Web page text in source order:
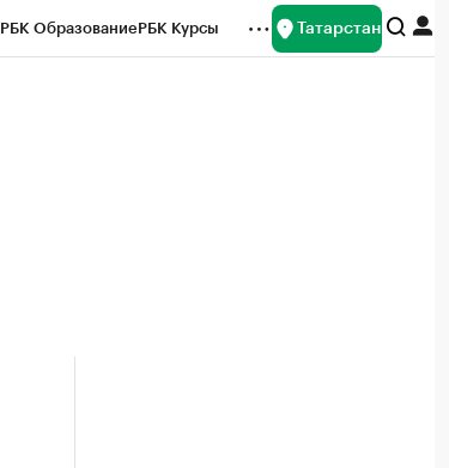
РБК ОбразованиеРБК Курсы Татарстан